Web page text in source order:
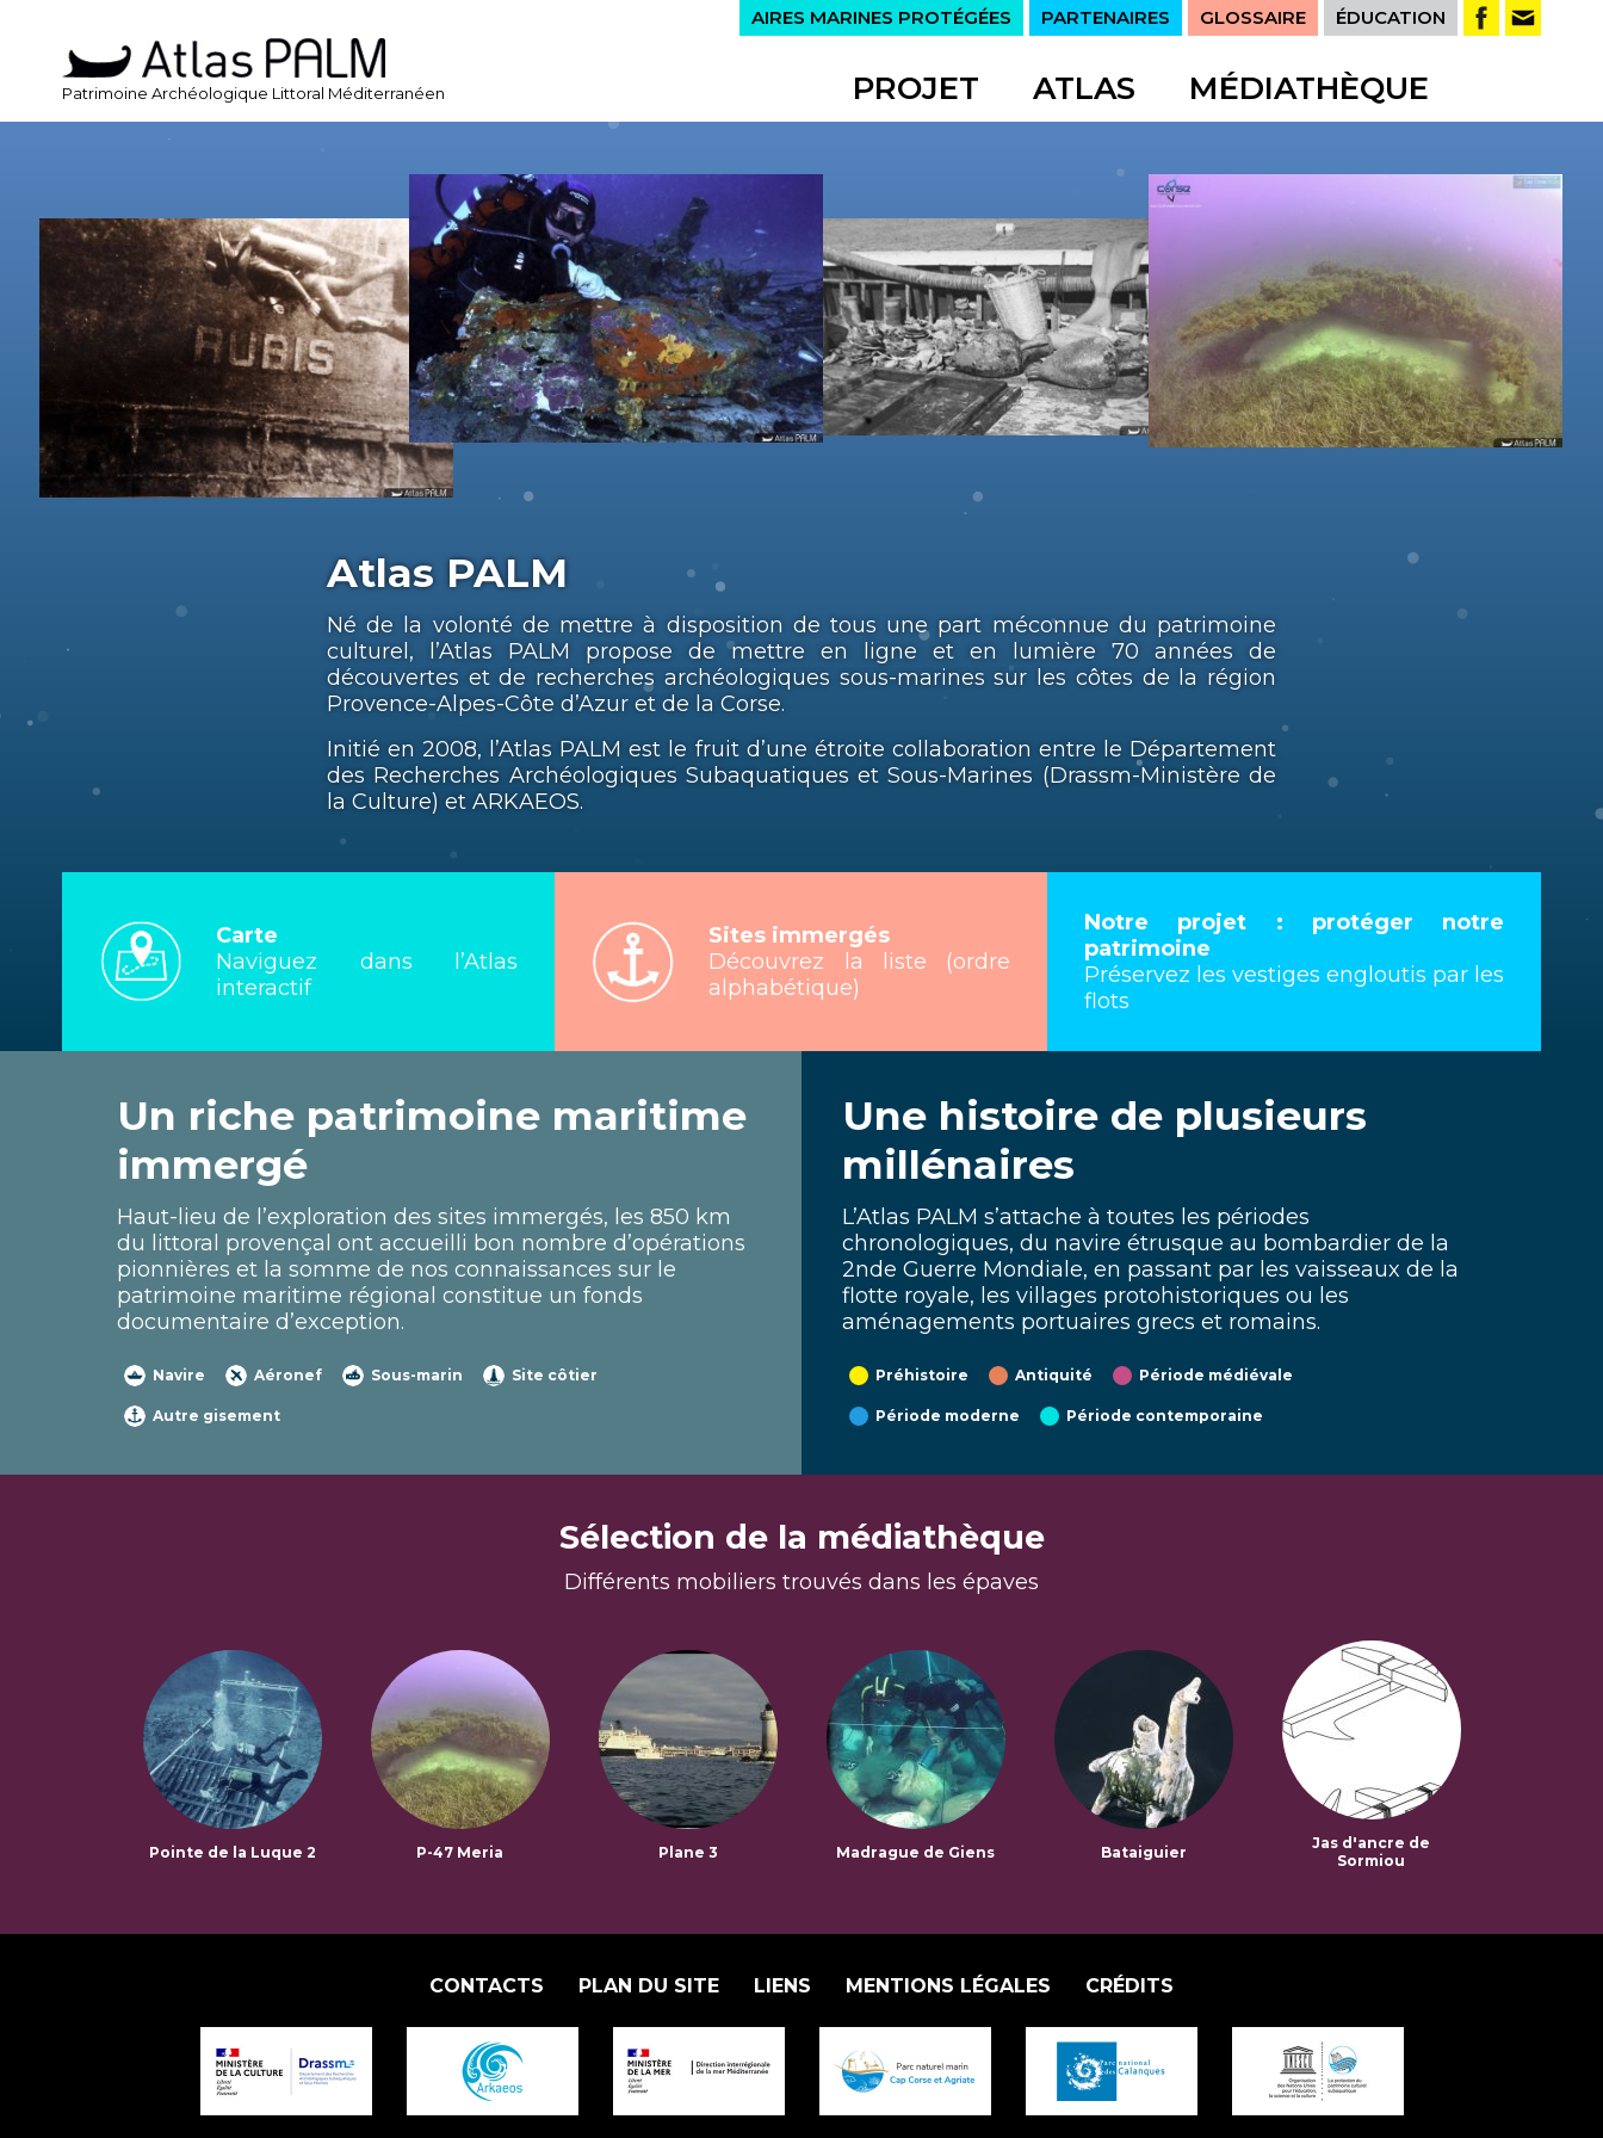
Patrimoine Archéologique Littoral Méditerranéen
AIRES MARINES PROTÉGÉES PARTENAIRES GLOSSAIRE ÉDUCATION
PROJET ATLAS MÉDIATHÈQUE
Atlas PALM
Né de la volonté de mettre à disposition de tous une part méconnue du patrimoine
culturel, l’Atlas PALM propose de mettre en ligne et en lumière 70 années de
découvertes et de recherches archéologiques sous-marines sur les côtes de la région
Provence-Alpes-Côte d’Azur et de la Corse.
Initié en 2008, l’Atlas PALM est le fruit d’une étroite collaboration entre le Département
des Recherches Archéologiques Subaquatiques et Sous-Marines (Drassm-Ministère de
la Culture) et ARKAEOS.
Carte
Naviguez dans l’Atlas
interactif
Sites immergés
Découvrez la liste (ordre
alphabétique)
Notre projet : protéger notre
patrimoine
Préservez les vestiges engloutis par les
flots
Un riche patrimoine maritime
immergé
Haut-lieu de l’exploration des sites immergés, les 850 km
du littoral provençal ont accueilli bon nombre d’opérations
pionnières et la somme de nos connaissances sur le
patrimoine maritime régional constitue un fonds
documentaire d’exception.
Navire Aéronef Sous-marin Site côtier
Autre gisement
Une histoire de plusieurs
millénaires
L’Atlas PALM s’attache à toutes les périodes
chronologiques, du navire étrusque au bombardier de la
2nde Guerre Mondiale, en passant par les vaisseaux de la
flotte royale, les villages protohistoriques ou les
aménagements portuaires grecs et romains.
Préhistoire Antiquité Période médiévale
Période moderne Période contemporaine
Sélection de la médiathèque
Différents mobiliers trouvés dans les épaves
Pointe de la Luque 2 P-47 Meria Plane 3 Madrague de Giens Bataiguier
Jas d'ancre de
Sormiou
CONTACTS PLAN DU SITE LIENS MENTIONS LÉGALES CRÉDITS